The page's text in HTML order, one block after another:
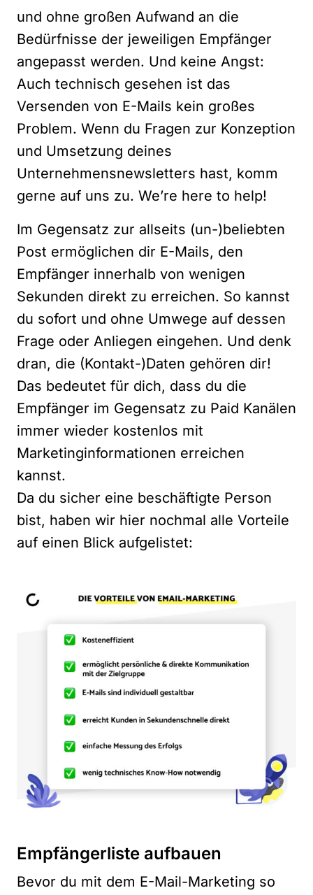
und ohne großen Aufwand an die
Bedürfnisse der jeweiligen Empfänger
angepasst werden. Und keine Angst:
Auch technisch gesehen ist das
Versenden von E-Mails kein großes
Problem. Wenn du Fragen zur Konzeption
und Umsetzung deines
Unternehmensnewsletters hast, komm
gerne auf uns zu. We’re here to help!
Im Gegensatz zur allseits (un-)beliebten
Post ermöglichen dir E-Mails, den
Empfänger innerhalb von wenigen
Sekunden direkt zu erreichen. So kannst
du sofort und ohne Umwege auf dessen
Frage oder Anliegen eingehen. Und denk
dran, die (Kontakt-)Daten gehören dir!
Das bedeutet für dich, dass du die
Empfänger im Gegensatz zu Paid Kanälen
immer wieder kostenlos mit
Marketinginformationen erreichen
kannst.
Da du sicher eine beschäftigte Person
bist, haben wir hier nochmal alle Vorteile
auf einen Blick aufgelistet:
Empfängerliste aufbauen
Bevor du mit dem E-Mail-Marketing so